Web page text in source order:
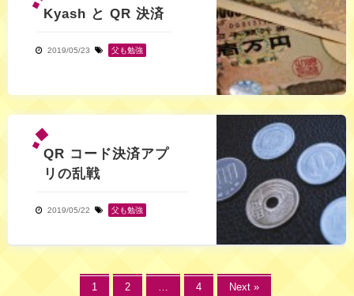
Kyash と QR 決済
2019/05/23 父も勉強
QR コード決済アプ
リの乱戦
2019/05/22 父も勉強
1 2 … 4 Next »